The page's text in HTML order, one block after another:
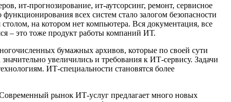
ит-прогнозирование, ит-аутсорсинг, ремонт, сервисное
всех систем стало залогом безопасности
на котором нет компьютера. Вся документация, все
– это тоже продукт работы компаний ИТ.
бумажных архивов, которые по своей сути
увеличились и требования к ИТ-сервису. Задачи
ИТ-специальности становятся более
рынок ИТ-услуг предлагает много новых